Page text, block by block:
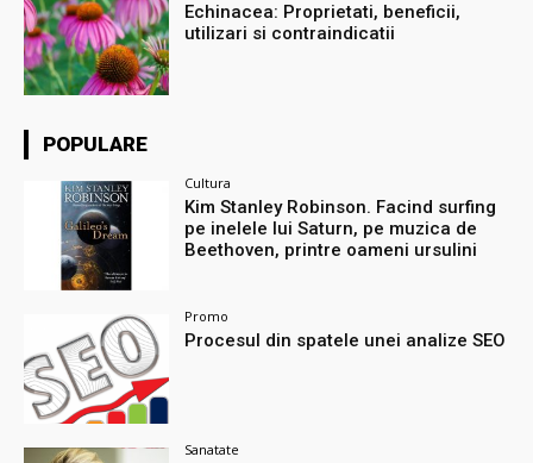
Echinacea: Proprietati, beneficii,
utilizari si contraindicatii
POPULARE
Cultura
Kim Stanley Robinson. Facind surfing
pe inelele lui Saturn, pe muzica de
Beethoven, printre oameni ursulini
Promo
Procesul din spatele unei analize SEO
Sanatate